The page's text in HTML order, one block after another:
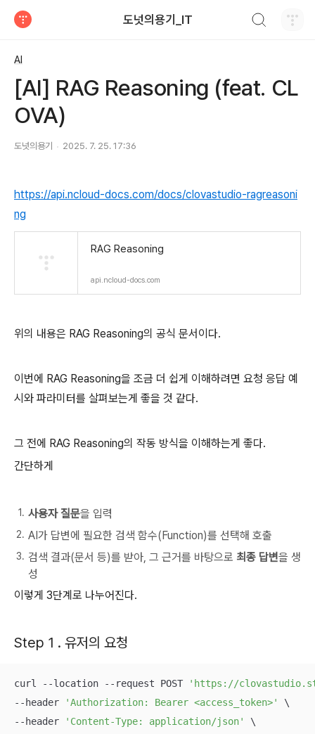
도넛의용기_IT
AI
[AI] RAG Reasoning (feat. CL
OVA)
도넛의용기 2025. 7. 25. 17:36
https://api.ncloud-docs.com/docs/clovastudio-ragreasoni
ng
RAG Reasoning
api.ncloud-docs.com
위의 내용은 RAG Reasoning의 공식 문서이다.
이번에 RAG Reasoning을 조금 더 쉽게 이해하려면 요청 응답 예
시와 파라미터를 살펴보는게 좋을 것 같다.
그 전에 RAG Reasoning의 작동 방식을 이해하는게 좋다.
간단하게
사용자 질문을 입력
AI가 답변에 필요한 검색 함수(Function)를 선택해 호출
검색 결과(문서 등)를 받아, 그 근거를 바탕으로 최종 답변을 생
성
이렇게 3단계로 나누어진다.
Step 1 . 유저의 요청
curl --location --request POST
'https://
--header
'Authorization: Bearer <access_token>'
\
--header
'Content-Type: application/json'
\